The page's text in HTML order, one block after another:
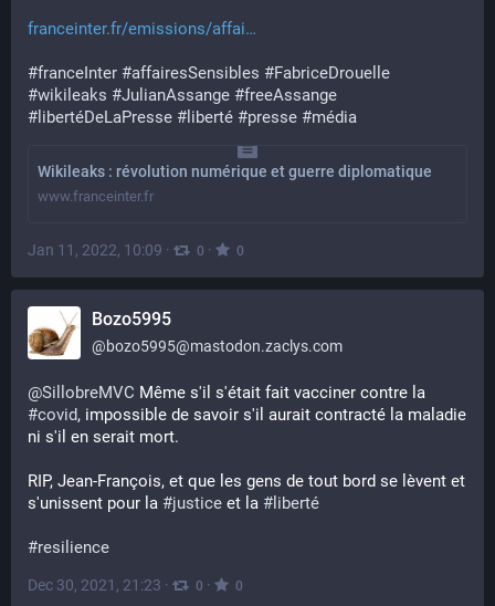
franceinter.fr/emissions/affai
#franceInter #affairesSensibles #FabriceDrouelle
#wikileaks #JulianAssange #freeAssange
# libertéDeLaPresse # liberté #presse #média
Wikileaks : révolution numérique et guerre diplomatique
www.franceinter.fr
Jan 11, 2022, 10:09 · 0 · 0
Bozo5995
@bozo5995@mastodon.zaclys.com
@SillobreMVC
#covid, impossible de savoir s'il aurait contracté la maladie
ni s'il en serait mort.
RIP, Jean-François, et que les gens de tout bord se lèvent et
s'unissent pour la #justice et la # liberté
#resilience
Dec 30, 2021, 21:23 · 0 · 0